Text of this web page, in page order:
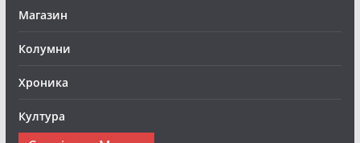
Магазин
Колумни
Хроника
Култура